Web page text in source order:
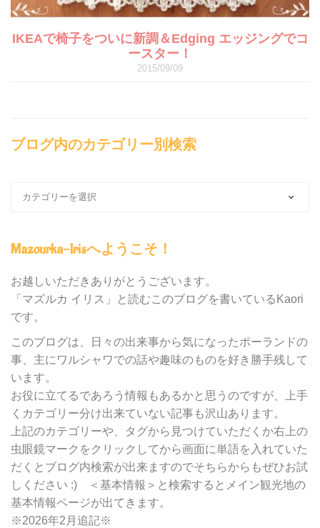
IKEAで椅子をついに新調＆Edging エッジングでコ
ースター！
2015/09/09
ブログ内のカテゴリー別検索
の
テ
ゴ
ー
別
検
索
Mazourka-Irisへようこそ！
お越しいただきありがとうございます。
「マズルカ イリス」と読むこのブログを書いているKaori
です。
このブログは、日々の出来事から気になったポーランドの
事、主にワルシャワでの話や趣味のものを好き勝手残して
います。
お役に立てるであろう情報もあるかと思うのですが、上手
くカテゴリー分け出来ていない記事も沢山あります。
上記のカテゴリーや、タグから見つけていただくか右上の
虫眼鏡マークをクリックしてから画面に単語を入れていた
だくとブログ内検索が出来ますのでそちらからもぜひお試
しください :) ＜基本情報＞と検索するとメイン観光地の
基本情報ページが出てきます。
※2026年2月追記※